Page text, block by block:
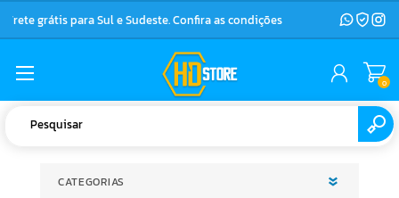
Frete grátis para Sul e Sudeste. Confira as condições
0
CATEGORIAS